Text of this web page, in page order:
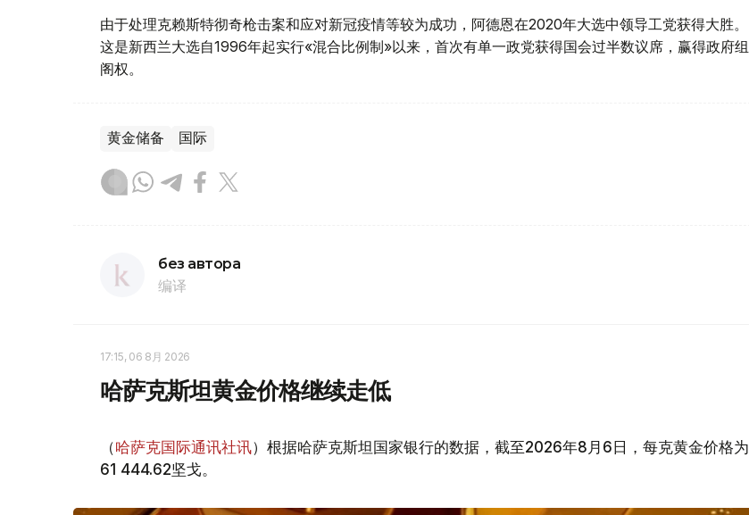
由于处理克赖斯特彻奇枪击案和应对新冠疫情等较为成功，阿德恩在2020年大选中领导工党获得大胜。
这是新西兰大选自1996年起实行«混合比例制»以来，首次有单一政党获得国会过半数议席，赢得政府组
阁权。
黄金储备 国际
без автора
编译
17:15, 06 8月 2026
哈萨克斯坦黄金价格继续走低
（哈萨克国际通讯社讯）根据哈萨克斯坦国家银行的数据，截至2026年8月6日，每克黄金价格为
61 444.62坚戈。